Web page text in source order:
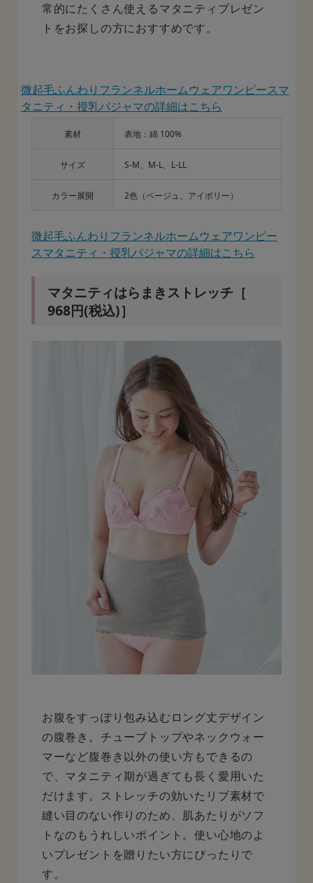
常的にたくさん使えるマタニティプレゼン
トをお探しの方におすすめです。
微起毛ふんわりフランネルホームウェアワンピースマ
タニティ・授乳パジャマの詳細はこちら
素材 表地：綿 100%
サイズ S-M、M-L、L-LL
カラー展開 2色（ベージュ、アイボリー）
微起毛ふんわりフランネルホームウェアワンピー
スマタニティ・授乳パジャマの詳細はこちら
マタニティはらまきストレッチ［
968円(税込)］
お腹をすっぽり包み込むロング丈デザイン
の腹巻き。チューブトップやネックウォー
マーなど腹巻き以外の使い方もできるの
で、マタニティ期が過ぎても長く愛用いた
だけます。ストレッチの効いたリブ素材で
縫い目のない作りのため、肌あたりがソフ
トなのもうれしいポイント。使い心地のよ
いプレゼントを贈りたい方にぴったりで
す。